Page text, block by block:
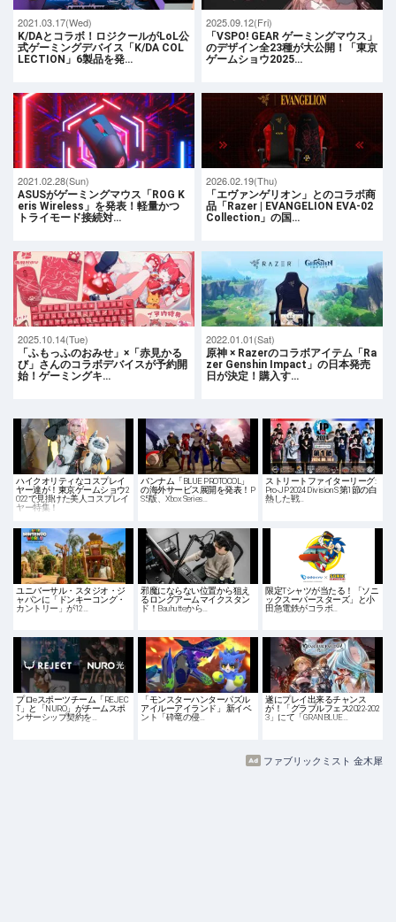
2021.03.17(Wed)
K/DAとコラボ！ロジクールがLoL公
式ゲーミングデバイス「K/DA COL
LECTION」6製品を発…
2025.09.12(Fri)
「VSPO! GEAR ゲーミングマウス」
のデザイン全23種が大公開！「東京
ゲームショウ2025…
2021.02.28(Sun)
ASUSがゲーミングマウス「ROG K
eris Wireless」を発表！軽量かつ
トライモード接続対…
2026.02.19(Thu)
「エヴァンゲリオン」とのコラボ商
品「Razer | EVANGELION EVA-02
Collection」の国…
2025.10.14(Tue)
「ふもっふのおみせ」×「赤見かる
び」さんのコラボデバイスが予約開
始！ゲーミングキ…
2022.01.01(Sat)
原神 × Razerのコラボアイテム「Ra
zer Genshin Impact」の日本発売
日が決定！購入す…
ハイクオリティなコスプレイ
ヤー達が！東京ゲームショウ2
022で見掛けた美人コスプレイ
ヤー特集！
バンナム「BLUE PROTOCOL」
の海外サービス展開を発表！P
S5版、Xbox Series…
ストリートファイターリーグ:
Pro-JP 2024 Division S 第1節の白
熱した戦…
ユニバーサル・スタジオ・ジ
ャパンに「ドンキーコング・
カントリー」が12…
邪魔にならない位置から狙え
るロングアームマイクスタン
ド！Bauhutteから…
限定Tシャツが当たる！「ソニ
ックスーパースターズ」と小
田急電鉄がコラボ…
プロeスポーツチーム「REJEC
T」と「NURO」がチームスポ
ンサーシップ契約を…
「モンスターハンターパズル
アイルーアイランド」 新イベ
ント「砕竜の侵…
遂にプレイ出来るチャンス
が！「グラブルフェス2022-202
3」にて「GRANBLUE…
ファブリックミスト 金木犀